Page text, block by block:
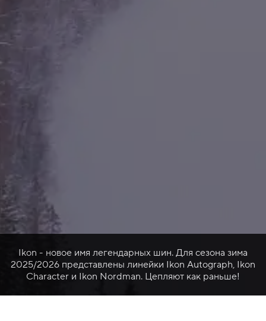
Ikon - новое имя легендарных шин. Для сезона зима
2025/2026 представлены линейки Ikon Autograph, Ikon
Character и Ikon Nordman. Цепляют как раньше!